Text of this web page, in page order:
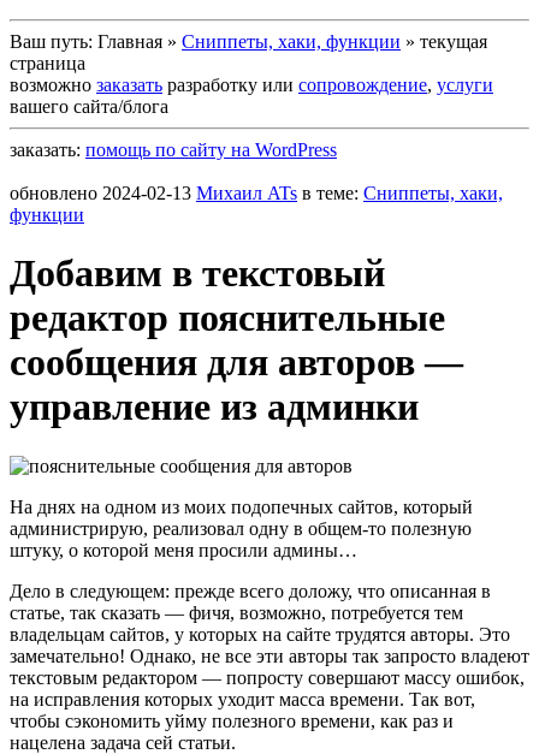
Ваш путь: Главная » Сниппеты, хаки, функции » текущая
страница
возможно заказать разработку или сопровождение, услуги
вашего сайта/блога
заказать: помощь по сайту на WordPress
обновлено 2024-02-13 Михаил ATs в теме: Сниппеты, хаки,
функции
Добавим в текстовый
редактор пояснительные
сообщения для авторов —
управление из админки
На днях на одном из моих подопечных сайтов, который
администрирую, реализовал одну в общем-то полезную
штуку, о которой меня просили админы…
Дело в следующем: прежде всего доложу, что описанная в
статье, так сказать — фичя, возможно, потребуется тем
владельцам сайтов, у которых на сайте трудятся авторы. Это
замечательно! Однако, не все эти авторы так запросто владеют
текстовым редактором — попросту совершают массу ошибок,
на исправления которых уходит масса времени. Так вот,
чтобы сэкономить уйму полезного времени, как раз и
нацелена задача сей статьи.